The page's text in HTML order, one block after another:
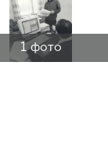
1 фото